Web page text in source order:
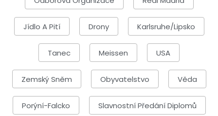
Jídlo A Pití Drony Karlsruhe/Lipsko
Tanec Meissen USA
Zemský Sněm Obyvatelstvo Věda
Porýní-Falcko Slavnostní Předání Diplomů